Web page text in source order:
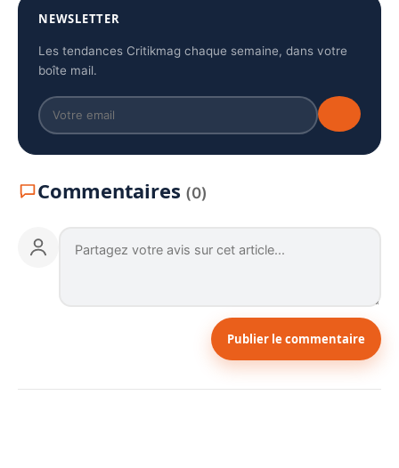
NEWSLETTER
Les tendances Critikmag chaque semaine, dans votre
boîte mail.
Commentaires (0)
Publier le commentaire